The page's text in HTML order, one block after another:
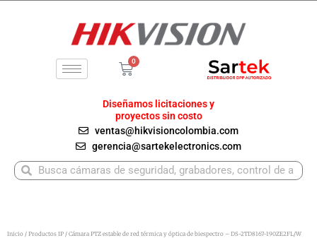
0
Carrito
Diseñamos licitaciones y
proyectos sin costo
ventas@hikvisioncolombia.com
gerencia@sartekelectronics.com
BuscarBuscar
Inicio / Productos IP / Cámara PTZ estable de red térmica y óptica de biespectro – DS-2TD8167-190ZE2FL/W